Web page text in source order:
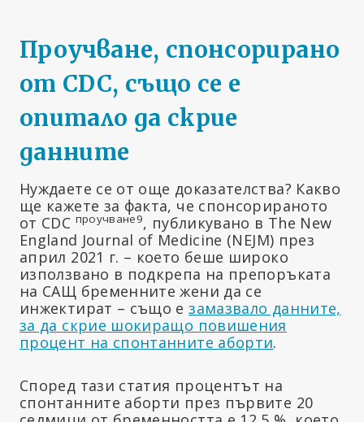
Проучване, спонсорирано
от CDC, също се е
опитало да скрие
данните
Нуждаете се от още доказателства? Какво
ще кажете за факта, че спонсорираното
от CDC проучване9, публикувано в The New
England Journal of Medicine (NEJM) през
април 2021 г. – което беше широко
използвано в подкрепа на препоръката
на САЩ бременните жени да се
инжектират – също езамазвало данните,
за да скрие шокиращо повишения
процент на спонтанните аборти.
Според тази статия процентът на
спонтанните аборти през първите 20